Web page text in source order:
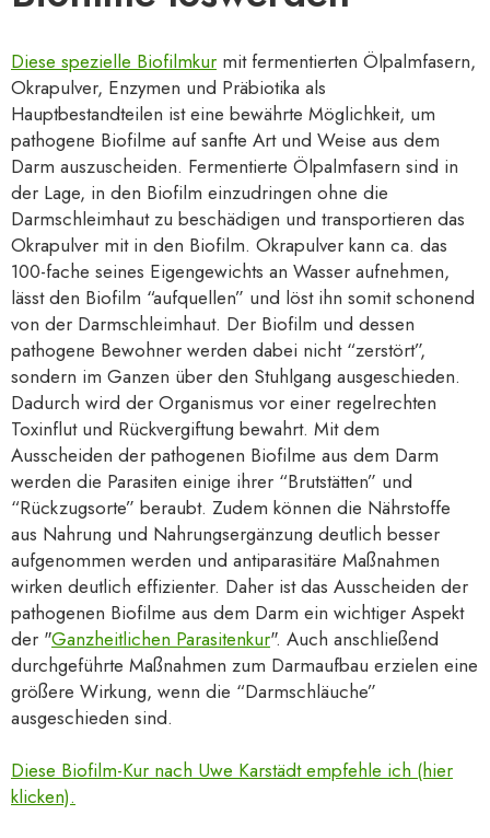
Diese spezielle Biofilmkur mit fermentierten Ölpalmfasern,
Okrapulver, Enzymen und Präbiotika als
Hauptbestandteilen ist eine bewährte Möglichkeit, um
pathogene Biofilme auf sanfte Art und Weise aus dem
Darm auszuscheiden. Fermentierte Ölpalmfasern sind in
der Lage, in den Biofilm einzudringen ohne die
Darmschleimhaut zu beschädigen und transportieren das
Okrapulver mit in den Biofilm. Okrapulver kann ca. das
100-fache seines Eigengewichts an Wasser aufnehmen,
lässt den Biofilm “aufquellen” und löst ihn somit schonend
von der Darmschleimhaut. Der Biofilm und dessen
pathogene Bewohner werden dabei nicht “zerstört”,
sondern im Ganzen über den Stuhlgang ausgeschieden.
Dadurch wird der Organismus vor einer regelrechten
Toxinflut und Rückvergiftung bewahrt. Mit dem
Ausscheiden der pathogenen Biofilme aus dem Darm
werden die Parasiten einige ihrer “Brutstätten” und
“Rückzugsorte” beraubt. Zudem können die Nährstoffe
aus Nahrung und Nahrungsergänzung deutlich besser
aufgenommen werden und antiparasitäre Maßnahmen
wirken deutlich effizienter. Daher ist das Ausscheiden der
pathogenen Biofilme aus dem Darm ein wichtiger Aspekt
der "Ganzheitlichen Parasitenkur". Auch anschließend
durchgeführte Maßnahmen zum Darmaufbau erzielen eine
größere Wirkung, wenn die “Darmschläuche”
ausgeschieden sind.
Diese Biofilm-Kur nach Uwe Karstädt empfehle ich (hier
klicken).